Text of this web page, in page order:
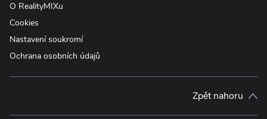
O RealityMIXu
Cookies
Nastavení soukromí
Ochrana osobních údajů
Zpět nahoru